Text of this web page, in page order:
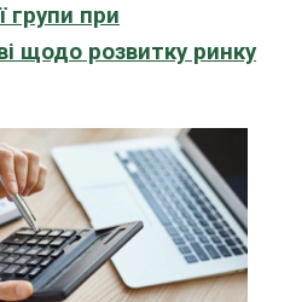
групи при
щодо розвитку ринку